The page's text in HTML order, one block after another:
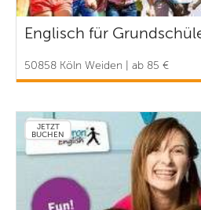
Englisch für
50858 Köln Weiden | ab 85 €
JETZT
BUCHEN